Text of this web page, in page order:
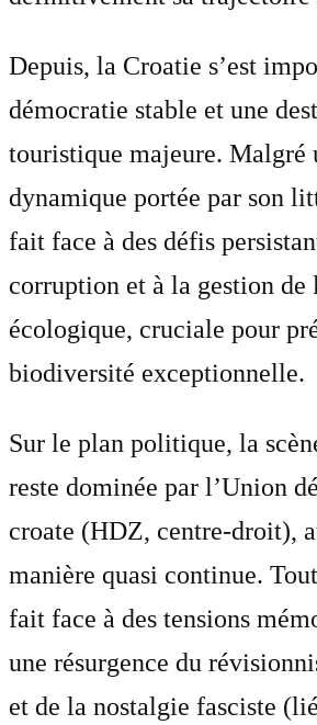
Depuis, la Croatie s’est
démocratie stable et une
touristique majeure. Malgré
dynamique portée par son
fait face à des défis
corruption et à la gestion de
écologique, cruciale pour
biodiversité exceptionnelle.
Sur le plan politique, la
reste dominée par l’Union
croate (HDZ, centre-droit),
manière quasi continue.
fait face à des tensions
une résurgence du
et de la nostalgie fasciste